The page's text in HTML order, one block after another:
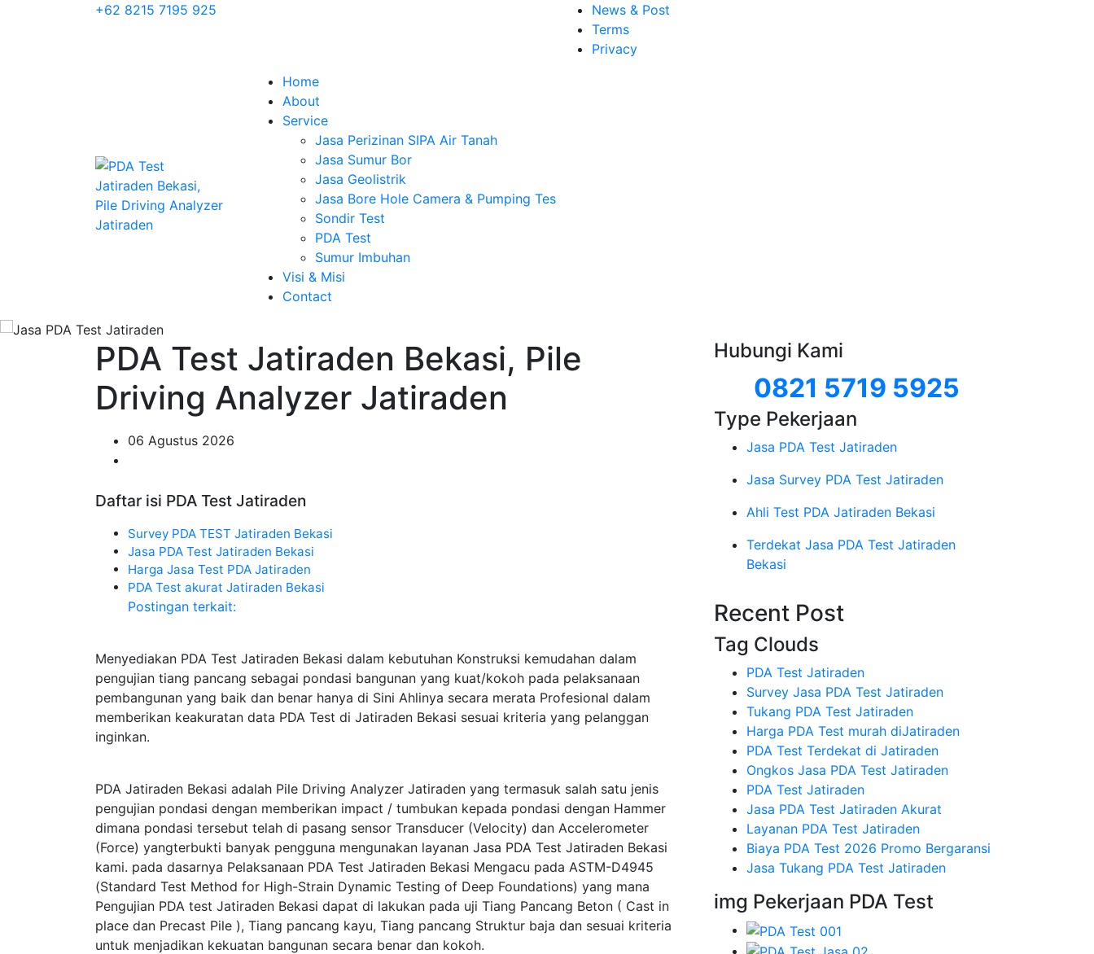
+62 8215 7195 925
News & Post
Terms
Privacy
Home
About
Service
Jasa Perizinan SIPA Air Tanah
Jasa Sumur Bor
Jasa Geolistrik
Jasa Bore Hole Camera & Pumping Tes
Sondir Test
PDA Test
Sumur Imbuhan
Visi & Misi
Contact
PDA Test Jatiraden Bekasi, Pile
Driving Analyzer Jatiraden
06 Agustus 2026
Daftar isi PDA Test Jatiraden
Survey PDA TEST Jatiraden Bekasi
Jasa PDA Test Jatiraden Bekasi
Harga Jasa Test PDA Jatiraden
PDA Test akurat Jatiraden Bekasi
Postingan terkait:
Menyediakan PDA Test Jatiraden Bekasi dalam kebutuhan Konstruksi kemudahan dalam
pengujian tiang pancang sebagai pondasi bangunan yang kuat/kokoh pada pelaksanaan
pembangunan yang baik dan benar hanya di Sini Ahlinya secara merata Profesional dalam
memberikan keakuratan data PDA Test di Jatiraden Bekasi sesuai kriteria yang pelanggan
inginkan.
PDA Jatiraden Bekasi adalah Pile Driving Analyzer Jatiraden yang termasuk salah satu jenis
pengujian pondasi dengan memberikan impact / tumbukan kepada pondasi dengan Hammer
dimana pondasi tersebut telah di pasang sensor Transducer (Velocity) dan Accelerometer
(Force) yangterbukti banyak pengguna mengunakan layanan Jasa PDA Test Jatiraden Bekasi
kami. pada dasarnya Pelaksanaan PDA Test Jatiraden Bekasi Mengacu pada ASTM-D4945
(Standard Test Method for High-Strain Dynamic Testing of Deep Foundations) yang mana
Pengujian PDA test Jatiraden Bekasi dapat di lakukan pada uji Tiang Pancang Beton ( Cast in
place dan Precast Pile ), Tiang pancang kayu, Tiang pancang Struktur baja dan sesuai kriteria
untuk menjadikan kekuatan bangunan secara benar dan kokoh.
Hubungi Kami
0821 5719 5925
Type Pekerjaan
Jasa PDA Test Jatiraden
Jasa Survey PDA Test Jatiraden
Ahli Test PDA Jatiraden Bekasi
Terdekat Jasa PDA Test Jatiraden
Bekasi
Recent Post
Tag Clouds
PDA Test Jatiraden
Survey Jasa PDA Test Jatiraden
Tukang PDA Test Jatiraden
Harga PDA Test murah diJatiraden
PDA Test Terdekat di Jatiraden
Ongkos Jasa PDA Test Jatiraden
PDA Test Jatiraden
Jasa PDA Test Jatiraden Akurat
Layanan PDA Test Jatiraden
Biaya PDA Test 2026 Promo Bergaransi
Jasa Tukang PDA Test Jatiraden
img Pekerjaan PDA Test